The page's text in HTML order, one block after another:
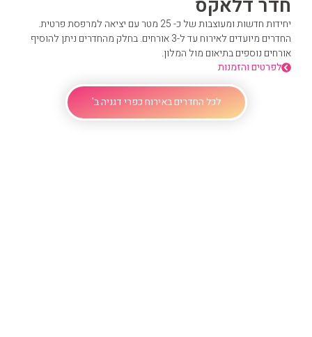
יחידות חדשות ומעוצבות של כ- 25 מטר עם יציאה למרפסת פרטית.
החדרים מיועדים לאירוח עד ל-3 אורחים. בחלק מהחדרים ניתן להוסיף
אורחים נוספים בתיאום מול המלון.
לפרטים והזמנות
לכל החדרים באירוח כפרי דגניה ב'